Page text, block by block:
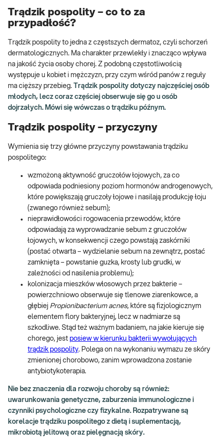
Trądzik pospolity – co to za
przypadłość?
Trądzik pospolity to jedna z częstszych dermatoz, czyli schorzeń
dermatologicznych. Ma charakter przewlekły i znacząco wpływa
na jakość życia osoby chorej. Z podobną częstotliwością
występuje u kobiet i mężczyzn, przy czym wśród panów z reguły
ma cięższy przebieg.
Trądzik pospolity dotyczy najczęściej osób
młodych, lecz coraz częściej obserwuje się go u osób
dojrzałych. Mówi się wówczas o trądziku późnym.
Trądzik pospolity – przyczyny
Wymienia się trzy główne przyczyny powstawania trądziku
pospolitego:
wzmożoną aktywność gruczołów łojowych, za co
odpowiada podniesiony poziom hormonów androgenowych,
które powiększają gruczoły łojowe i nasilają produkcję łoju
(zwanego również sebum);
nieprawidłowości rogowacenia przewodów, które
odpowiadają za wyprowadzanie sebum z gruczołów
łojowych, w konsekwencji czego powstają zaskórniki
(postać otwarta – wydzielanie sebum na zewnątrz, postać
zamknięta – powstanie guzka, krosty lub grudki, w
zależności od nasilenia problemu);
kolonizacja mieszków włosowych przez bakterie –
powierzchniowo obserwuje się tlenowe ziarenkowce, a
głębiej Propionibacterium acnes, które są fizjologicznym
elementem flory bakteryjnej, lecz w nadmiarze są
szkodliwe. Stąd też ważnym badaniem, na jakie kieruje się
chorego, jest posiew w kierunku bakterii wywołujących
trądzik pospolity. Polega on na wykonaniu wymazu ze skóry
zmienionej chorobowo, zanim wprowadzona zostanie
antybiotykoterapia.
Nie bez znaczenia dla rozwoju choroby są również:
uwarunkowania genetyczne, zaburzenia immunologiczne i
czynniki psychologiczne czy fizykalne. Rozpatrywane są
korelacje trądziku pospolitego z dietą i suplementacją,
mikrobiotą jelitową oraz pielęgnacją skóry.